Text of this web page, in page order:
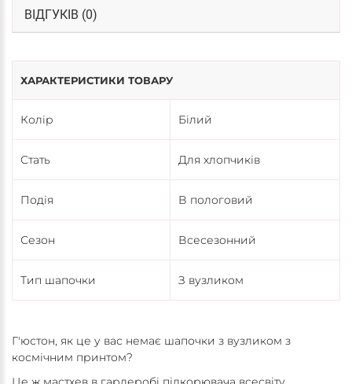
ВІДГУКІВ (0)
ХАРАКТЕРИСТИКИ ТОВАРУ
Колір Білий
Стать Для хлопчиків
Подія В пологовий
Сезон Всесезонний
Тип шапочки З вузликом
Г'юстон, як це у вас немає шапочки з вузликом з
космічним принтом?